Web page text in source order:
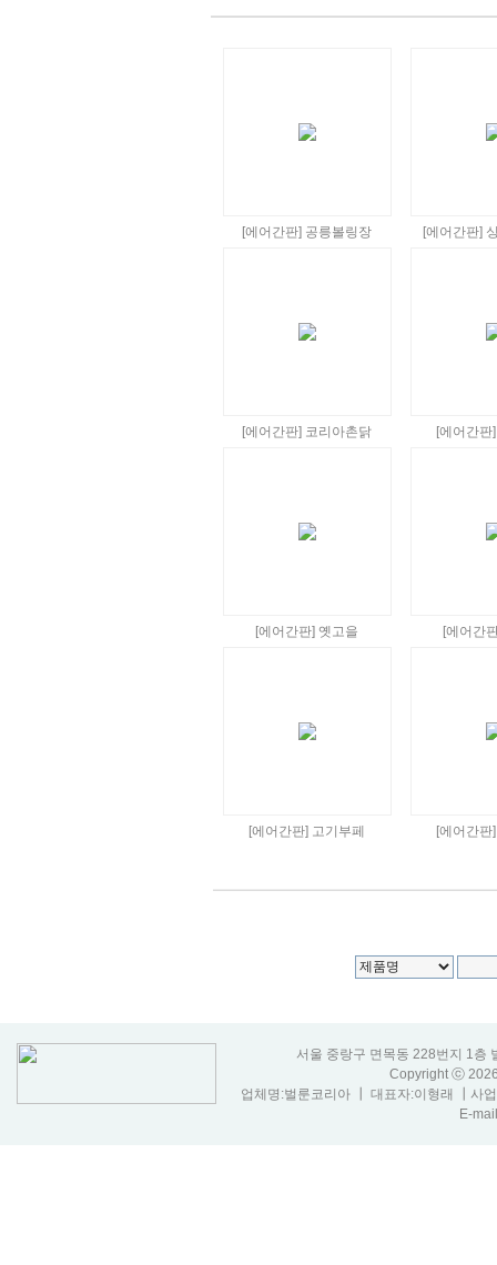
[에어간판] 공릉볼링장 [에어간판]
[에어간판] 코리아촌닭 [에어간판
[에어간판] 옛고을 [에어간
[에어간판] 고기부페 [에어간판
서울 중랑구 면목동 228번지 1층
Copyright ⓒ
업체명:벌룬코리아 ┃ 대표자:이형래 ┃사
E-